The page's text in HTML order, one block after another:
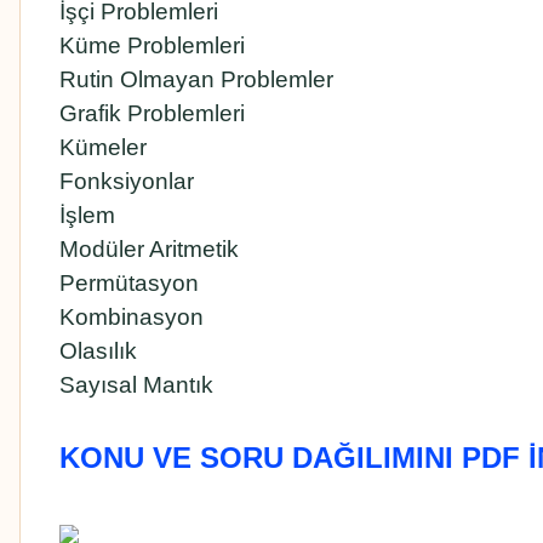
İşçi Problemleri
Küme Problemleri
Rutin Olmayan Problemler
Grafik Problemleri
Kümeler
Fonksiyonlar
İşlem
Modüler Aritmetik
Permütasyon
Kombinasyon
Olasılık
Sayısal Mantık
KONU VE SORU DAĞILIMINI PDF